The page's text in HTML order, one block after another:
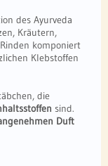
des Ayurveda
Kräutern,
komponiert
Klebstoffen
die
sind.
Duft